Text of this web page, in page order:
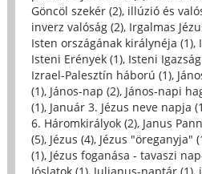
Göncöl szekér (2), illúzió és
inverz valóság (2), Irgalmas
Isten országának királynéja (1),
Isteni Erények (1), Isteni
Izrael-Palesztín háború (1),
(1), János-nap (2), János-napi
(1), Január 3. Jézus neve napja
6. Háromkirályok (2), Janus
(5), Jézus (4), Jézus "öreganyja"
(1), Jézus foganása - tavaszi